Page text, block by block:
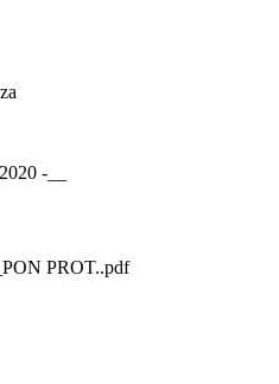
-__
PROT..pdf